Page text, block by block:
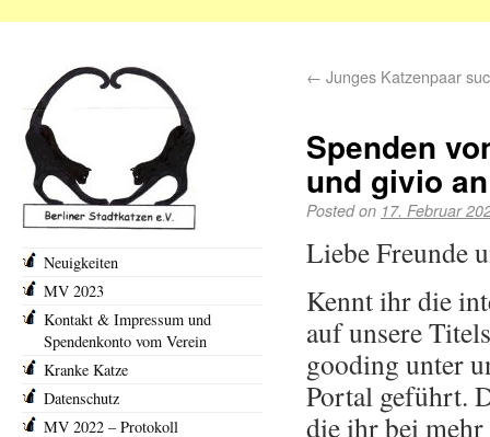
← Junges Katzenpaar
Spenden
und givio
Posted on 17. Februar
Liebe Freunde
Kennt ihr die
auf unsere
gooding unter
Portal geführt.
die ihr bei
Neuigkeiten
MV 2023
Kontakt & Impressum und
Spendenkonto vom Verein
Kranke Katze
Datenschutz
MV 2022 – Protokoll